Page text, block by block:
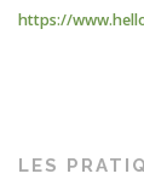
https://
LES